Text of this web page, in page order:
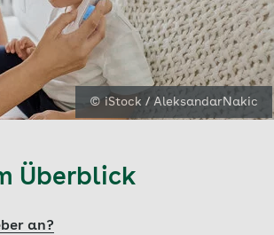
© iStock / AleksandarNakic
Überblick
an?